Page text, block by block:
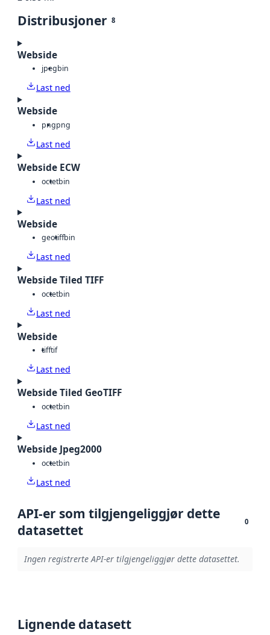
Distribusjoner 8
Webside
jpegbin
Last ned
Webside
pngpng
Last ned
Webside ECW
octetbin
Last ned
Webside
geotiffbin
Last ned
Webside Tiled TIFF
octetbin
Last ned
Webside
tifftif
Last ned
Webside Tiled GeoTIFF
octetbin
Last ned
Webside Jpeg2000
octetbin
Last ned
API-er som tilgjengeliggjør dette
datasettet
0
Ingen registrerte API-er tilgjengeliggjør dette datasettet.
Lignende datasett